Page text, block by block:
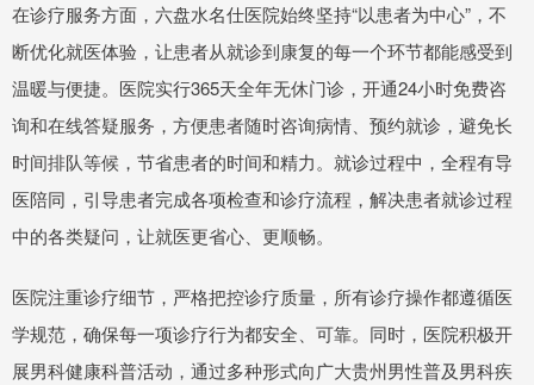
在诊疗服务方面，六盘水名仕医院始终坚持“以患者为中心”，不
断优化就医体验，让患者从就诊到康复的每一个环节都能感受到
温暖与便捷。医院实行365天全年无休门诊，开通24小时免费咨
询和在线答疑服务，方便患者随时咨询病情、预约就诊，避免长
时间排队等候，节省患者的时间和精力。就诊过程中，全程有导
医陪同，引导患者完成各项检查和诊疗流程，解决患者就诊过程
中的各类疑问，让就医更省心、更顺畅。
医院注重诊疗细节，严格把控诊疗质量，所有诊疗操作都遵循医
学规范，确保每一项诊疗行为都安全、可靠。同时，医院积极开
展男科健康科普活动，通过多种形式向广大贵州男性普及男科疾